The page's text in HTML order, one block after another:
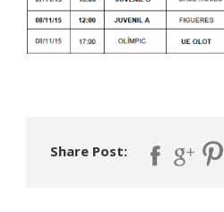
Share Post: